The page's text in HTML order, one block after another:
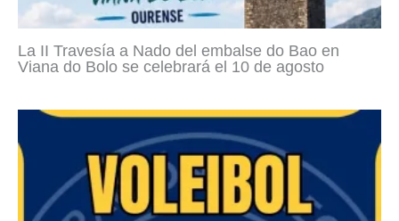
La II Travesía a Nado del embalse do Bao en
Viana do Bolo se celebrará el 10 de agosto